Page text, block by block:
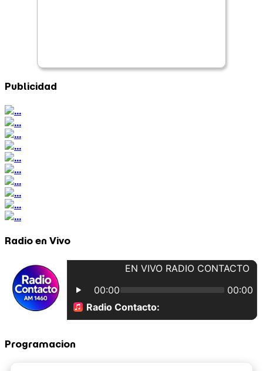
Publicidad
Radio en Vivo
Programacion